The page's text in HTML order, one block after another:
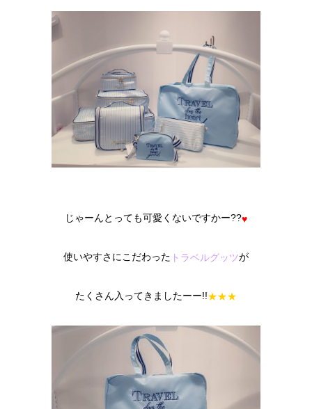
じゃーんとっても可愛くないですかー??♥
使いやすさにこだわった トラベルグッツが
たくさん入ってきましたーー!!★★★